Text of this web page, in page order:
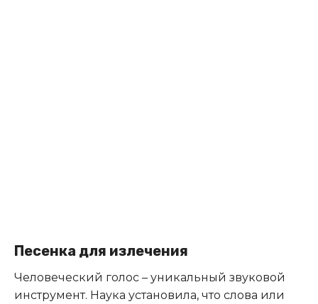
Песенка для излечения
Человеческий голос – уникальный звуковой
инструмент. Наука установила, что слова или